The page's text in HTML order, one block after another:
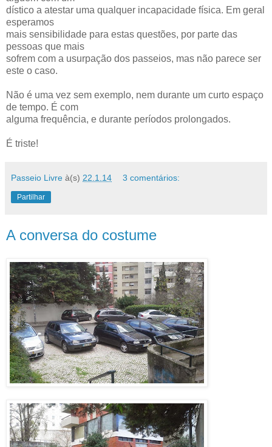
dístico a atestar uma qualquer incapacidade física. Em geral
esperamos
mais sensibilidade para estas questões, por parte das
pessoas que mais
sofrem com a usurpação dos passeios, mas não parece ser
este o caso.
Não é uma vez sem exemplo, nem durante um curto espaço
de tempo. É com
alguma frequência, e durante períodos prolongados.
É triste!
Passeio Livre à(s) 22.1.14 3 comentários:
Partilhar
A conversa do costume